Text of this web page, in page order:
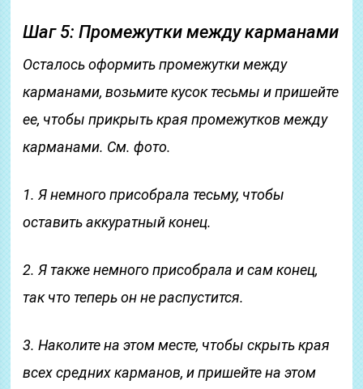
Шаг 5: Промежутки между карманами
Осталось оформить промежутки между
карманами, возьмите кусок тесьмы и пришейте
ее, чтобы прикрыть края промежутков между
карманами. См. фото.
1. Я немного присобрала тесьму, чтобы
оставить аккуратный конец.
2. Я также немного присобрала и сам конец,
так что теперь он не распустится.
3. Наколите на этом месте, чтобы скрыть края
всех средних карманов, и пришейте на этом